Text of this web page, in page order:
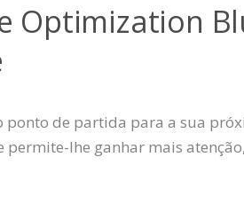
Optimization
ponto de partida para a sua
permite-lhe ganhar mais